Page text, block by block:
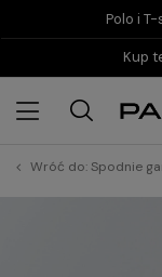
Polo i
Kup
Wróć do:Spodnie